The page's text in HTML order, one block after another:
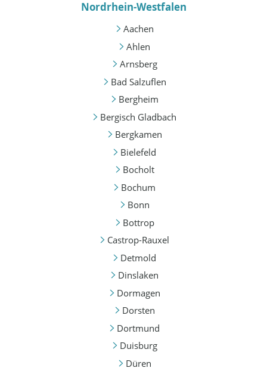
Nordrhein-Westfalen
Aachen
Ahlen
Arnsberg
Bad Salzuflen
Bergheim
Bergisch Gladbach
Bergkamen
Bielefeld
Bocholt
Bochum
Bonn
Bottrop
Castrop-Rauxel
Detmold
Dinslaken
Dormagen
Dorsten
Dortmund
Duisburg
Düren